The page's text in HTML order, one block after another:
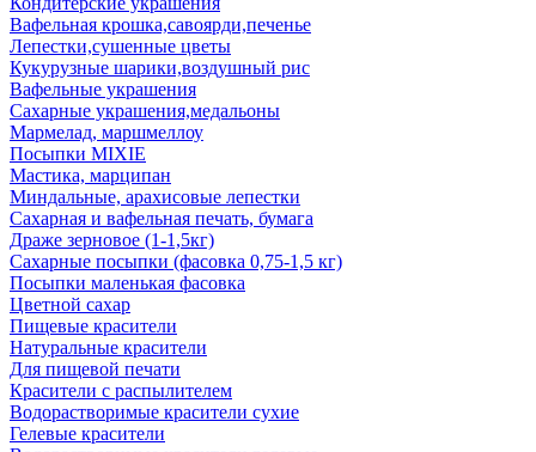
Вафельная крошка,савоярди,печенье
Лепестки,сушенные цветы
Кукурузные шарики,воздушный рис
Вафельные украшения
Сахарные украшения,медальоны
Мармелад, маршмеллоу
Посыпки MIXIE
Мастика, марципан
Миндальные, арахисовые лепестки
Сахарная и вафельная печать, бумага
Драже зерновое (1-1,5кг)
Сахарные посыпки (фасовка 0,75-1,5 кг)
Посыпки маленькая фасовка
Цветной сахар
Пищевые красители
Натуральные красители
Для пищевой печати
Красители с распылителем
Водорастворимые красители сухие
Гелевые красители